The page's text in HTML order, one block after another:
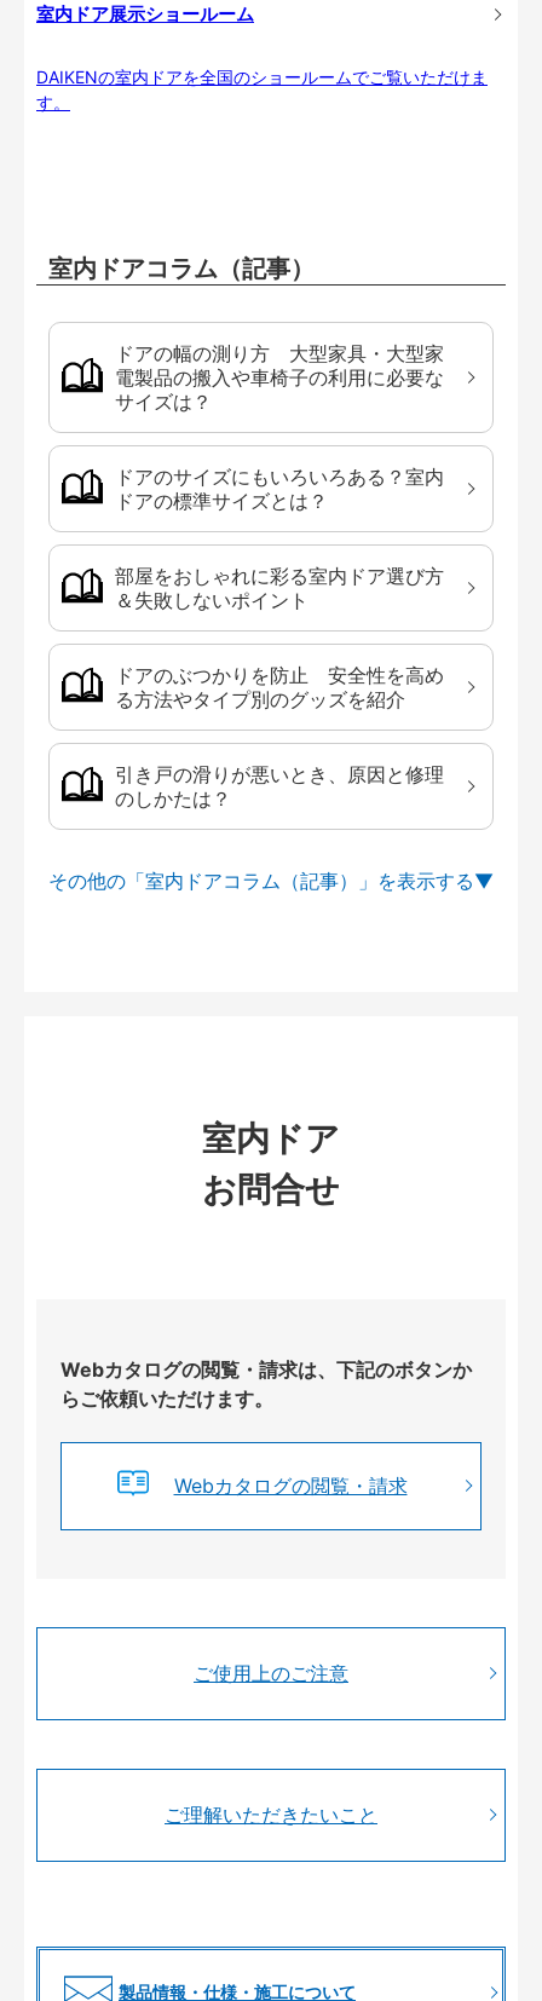
室内ドア展示ショールーム
DAIKENの室内ドアを全国のショールームでご覧いただけま
す。
室内ドアコラム（記事）
ドアの幅の測り方 大型家具・大型家
電製品の搬入や車椅子の利用に必要な
サイズは？
ドアのサイズにもいろいろある？室内
ドアの標準サイズとは？
部屋をおしゃれに彩る室内ドア選び方
＆失敗しないポイント
ドアのぶつかりを防止 安全性を高め
る方法やタイプ別のグッズを紹介
引き戸の滑りが悪いとき、原因と修理
のしかたは？
その他の「室内ドアコラム（記事）」を
室内ドア
お問合せ
Webカタログの閲覧・請求は、下記のボタンか
らご依頼いただけます。
Webカタログの閲覧・請求
ご使用上のご注意
ご理解いただきたいこと
製品情報・仕様・施工について